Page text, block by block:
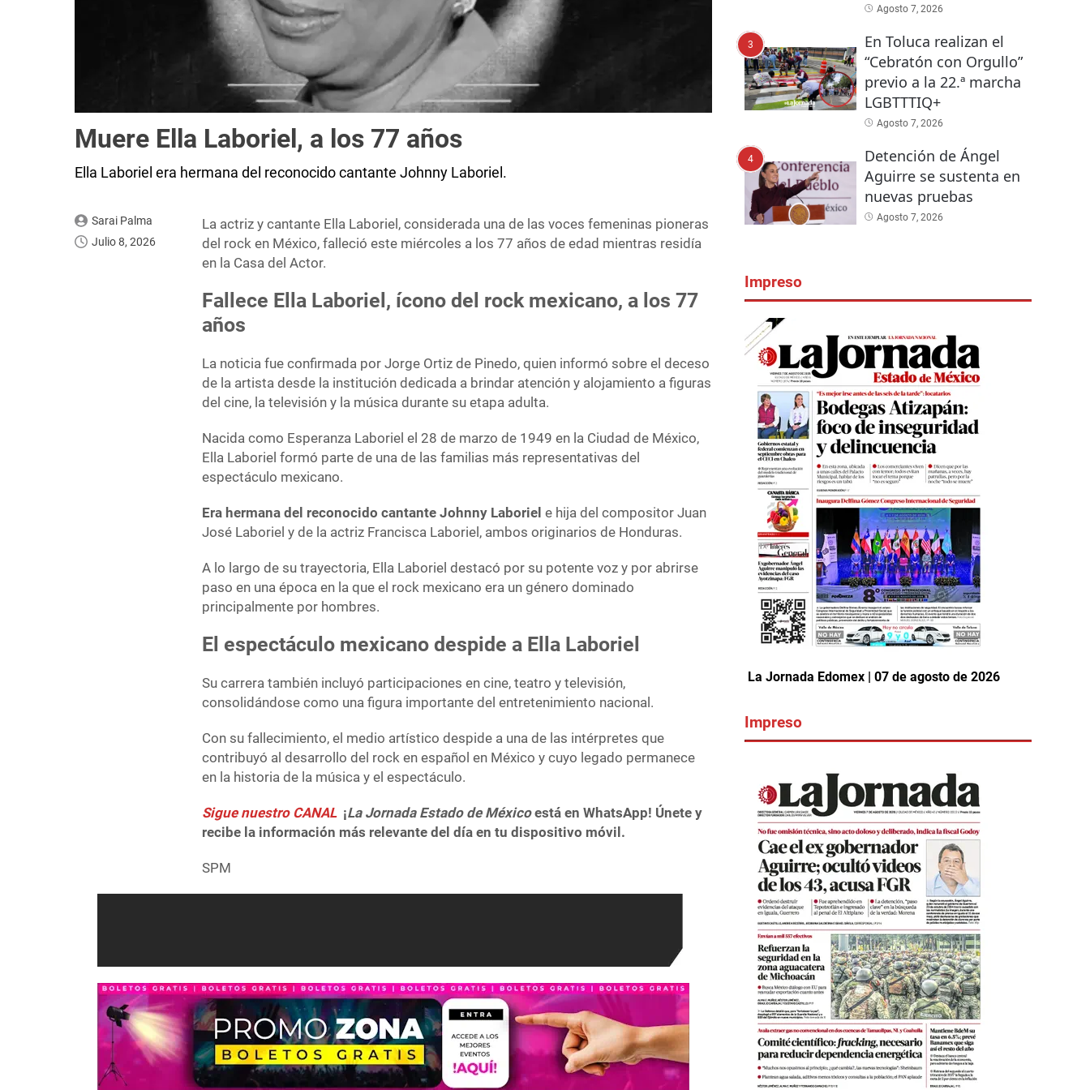
Muere Ella Laboriel, a los 77 años
Ella Laboriel era hermana del reconocido cantante Johnny Laboriel.
Sarai Palma
Julio 8, 2026
La actriz y cantante Ella Laboriel, considerada una de las voces femeninas pioneras
del rock en México, falleció este miércoles a los 77 años de edad mientras residía
en la Casa del Actor.
Fallece Ella Laboriel, ícono del rock mexicano, a los 77
años
La noticia fue confirmada por Jorge Ortiz de Pinedo, quien informó sobre el deceso
de la artista desde la institución dedicada a brindar atención y alojamiento a figuras
del cine, la televisión y la música durante su etapa adulta.
Nacida como Esperanza Laboriel el 28 de marzo de 1949 en la Ciudad de México,
Ella Laboriel formó parte de una de las familias más representativas del
espectáculo mexicano.
Era hermana del reconocido cantante Johnny Laboriele hija del compositor Juan
José Laboriel y de la actriz Francisca Laboriel, ambos originarios de Honduras.
A lo largo de su trayectoria, Ella Laboriel destacó por su potente voz y por abrirse
paso en una época en la que el rock mexicano era un género dominado
principalmente por hombres.
El espectáculo mexicano despide a Ella Laboriel
Su carrera también incluyó participaciones en cine, teatro y televisión,
consolidándose como una figura importante del entretenimiento nacional.
Con su fallecimiento, el medio artístico despide a una de las intérpretes que
contribuyó al desarrollo del rock en español en México y cuyo legado permanece
en la historia de la música y el espectáculo.
Sigue nuestro CANAL ¡La Jornada Estado de Méxicoestá en WhatsApp! Únete y
recibe la información más relevante del día en tu dispositivo móvil.
SPM
Agosto 7, 2026
3
En Toluca realizan el
“Cebratón con Orgullo”
previo a la 22.ª marcha
LGBTTTIQ+
Agosto 7, 2026
4
Detención de Ángel
Aguirre se sustenta en
nuevas pruebas
Agosto 7, 2026
Impreso
La Jornada Edomex | 07 de agosto de 2026
Impreso